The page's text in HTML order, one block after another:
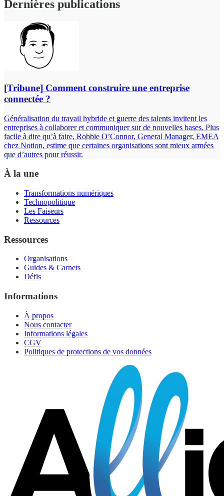
Dernières publications
[Tribune] Comment construire une entreprise
connectée ?
Généralisation du travail hybride et guerre des talents invitent les
entreprises à collaborer et communiquer sur de nouvelles bases. Plus
facile à dire qu’à faire, Robbie O’Connor, General Manager, EMEA
chez Notion, estime que certaines organisations sont mieux armées
que d’autres pour réussir.
À la une
Transformations numériques
Technopolitique
Les Faiseurs
Ressources
Ressources
Organisations
Guides & Carnets
Défis
Informations
À propos
Nous contacter
Informations légales
CGV
Politiques de protections de vos données